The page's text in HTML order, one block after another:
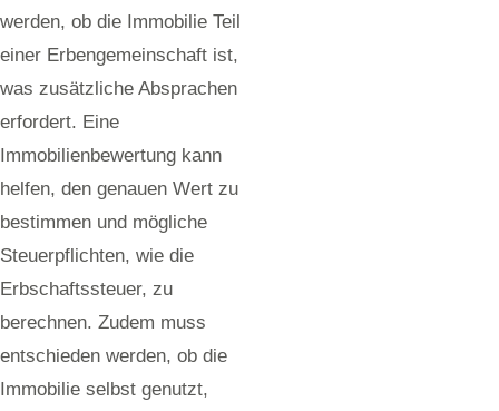
werden, ob die Immobilie Teil
einer Erbengemeinschaft ist,
was zusätzliche Absprachen
erfordert. Eine
Immobilienbewertung kann
helfen, den genauen Wert zu
bestimmen und mögliche
Steuerpflichten, wie die
Erbschaftssteuer, zu
berechnen. Zudem muss
entschieden werden, ob die
Immobilie selbst genutzt,